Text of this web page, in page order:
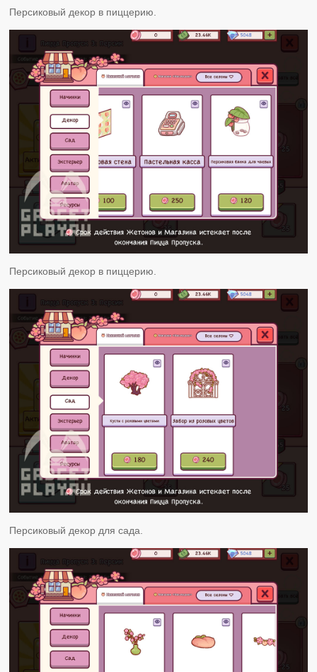
Персиковый декор в пиццерию.
Персиковый декор в пиццерию.
Персиковый декор для сада.